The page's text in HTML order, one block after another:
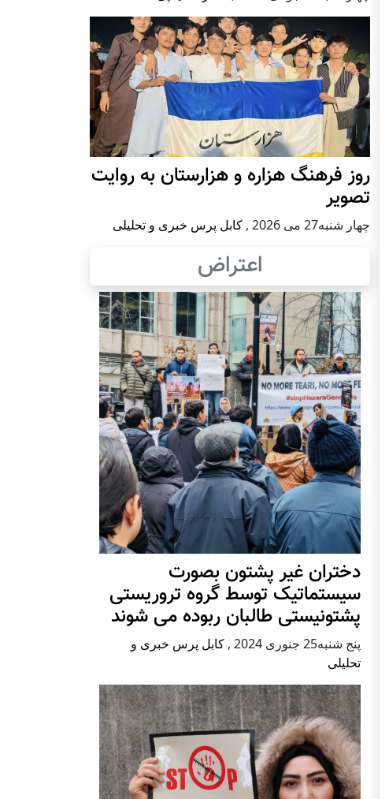
روز فرهنگ هزاره و هزارستان به روایت
تصویر
چهار شنبه27 می 2026 , کابل پرس خبری و تحلیلی
اعتراض
دختران غیر پشتون بصورت
سیستماتیک توسط گروه تروریستی
پشتونیستی طالبان ربوده می شوند
پنج شنبه25 جنوری 2024 , کابل پرس خبری و
تحلیلی